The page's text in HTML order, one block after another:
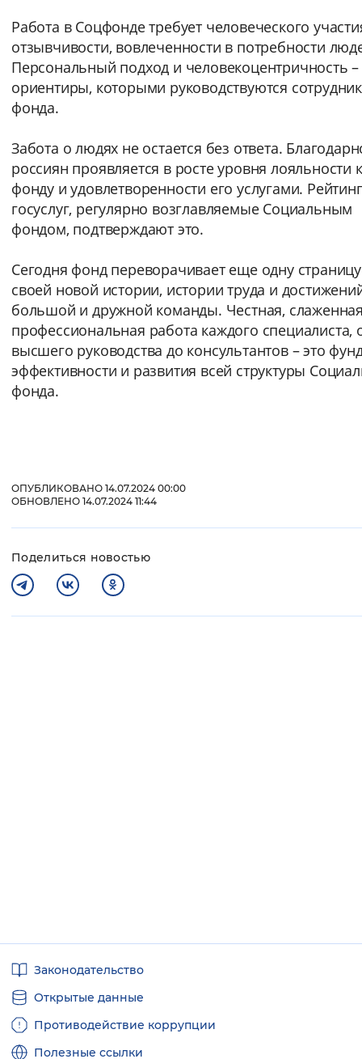
Работа в Соцфонде требует человеческого
отзывчивости, вовлеченности в потребности
Персональный подход и человекоцентричность –
ориентиры, которыми руководствуются
фонда.
Забота о людях не остается без ответа.
россиян проявляется в росте уровня лояльности к
фонду и удовлетворенности его услугами.
госуслуг, регулярно возглавляемые Социальным
фондом, подтверждают это.
Сегодня фонд переворачивает еще одну
своей новой истории, истории труда и
большой и дружной команды. Честная,
профессиональная работа каждого специалиста,
высшего руководства до консультантов – это
эффективности и развития всей структуры
фонда.
ОПУБЛИКОВАНО 14.07.2024 00:00
ОБНОВЛЕНО 14.07.2024 11:44
Поделиться новостью
ссылкиЗаконодательство
Открытые данные
Противодействие коррупции
Полезные ссылки